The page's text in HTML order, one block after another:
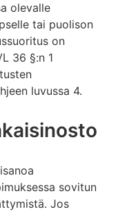
olevalle
tai puolison
on
36 §:n 1
luvussa 4.
sovitun
Jos